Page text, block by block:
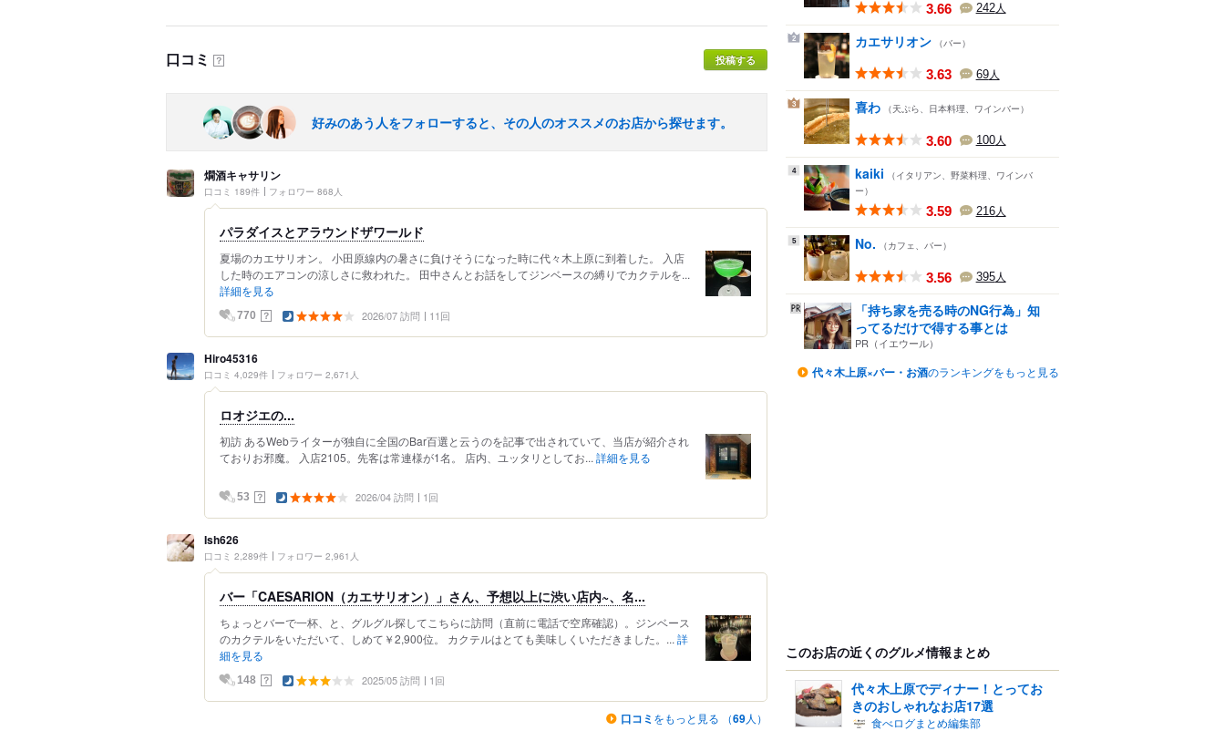
口コミ ？ 投稿する
好みのあう人をフォローすると、その人のオススメのお店から探せます。
燗酒キャサリン
口コミ 189件 フォロワー 868人
パラダイスとアラウンドザワールド
夏場のカエサリオン。 小田原線内の暑さに負けそうになった時に代々木上原に到着した。 入店
した時のエアコンの涼しさに救われた。 田中さんとお話をしてジンベースの縛りでカクテルを...
詳細を見る
770 ？ 2026/07 訪問 11回
Hiro45316
口コミ 4,029件 フォロワー 2,671人
ロオジエの...
初訪 あるWebライターが独自に全国のBar百選と云うのを記事で出されていて、当店が紹介され
ておりお邪魔。 入店2105。先客は常連様が1名。 店内、ユッタリとしてお... 詳細を見る
53 ？ 2026/04 訪問 1回
Ish626
口コミ 2,289件 フォロワー 2,961人
バー「CAESARION（カエサリオン）」さん、予想以上に渋い店内~、名...
ちょっとバーで一杯、と、グルグル探してこちらに訪問（直前に電話で空席確認）。ジンベース
のカクテルをいただいて、しめて￥2,900位。 カクテルはとても美味しくいただきました。... 詳
細を見る
148 ？ 2025/05 訪問 1回
口コミ をもっと見る （69人）
3.66 242人
2 カエサリオン （バー）
3.63 69人
3 喜わ （天ぷら、日本料理、ワインバー）
3.60 100人
4 kaiki
（イタリアン、野菜料理、ワインバ
ー）
3.59 216人
5 No. （カフェ、バー）
3.56 395人
「持ち家を売る時のNG行為」知
ってるだけで得する事とは
PR（イエウール）
代々木上原×バー・お酒のランキングをもっと見る
このお店の近くのグルメ情報まとめ
代々木上原でディナー！とってお
きのおしゃれなお店17選
食べログまとめ編集部